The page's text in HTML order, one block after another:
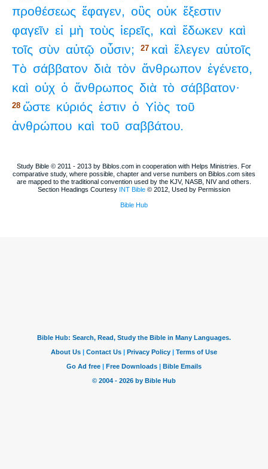
προθέσεως ἔφαγεν, οὓς οὐκ ἔξεστιν
φαγεῖν εἰ μὴ τοὺς ἱερεῖς, καὶ ἔδωκεν καὶ
τοῖς σὺν αὐτῷ οὖσιν; 27 καὶ ἔλεγεν αὐτοῖς
Τὸ σάββατον διὰ τὸν ἄνθρωπον ἐγένετο,
καὶ οὐχ ὁ ἄνθρωπος διὰ τὸ σάββατον·
28 ὥστε κύριός ἐστιν ὁ Υἱὸς τοῦ
ἀνθρώπου καὶ τοῦ σαββάτου.
Study Bible © 2011 - 2013 by Biblos.com in cooperation with Helps Ministries. For
comparative study, where possible, chapter and verse numbers on Biblos.com sites
are mapped to the traditional convention used by the KJV, NASB, NIV and others.
Section Headings Courtesy INT Bible © 2012, Used by Permission
Bible Hub